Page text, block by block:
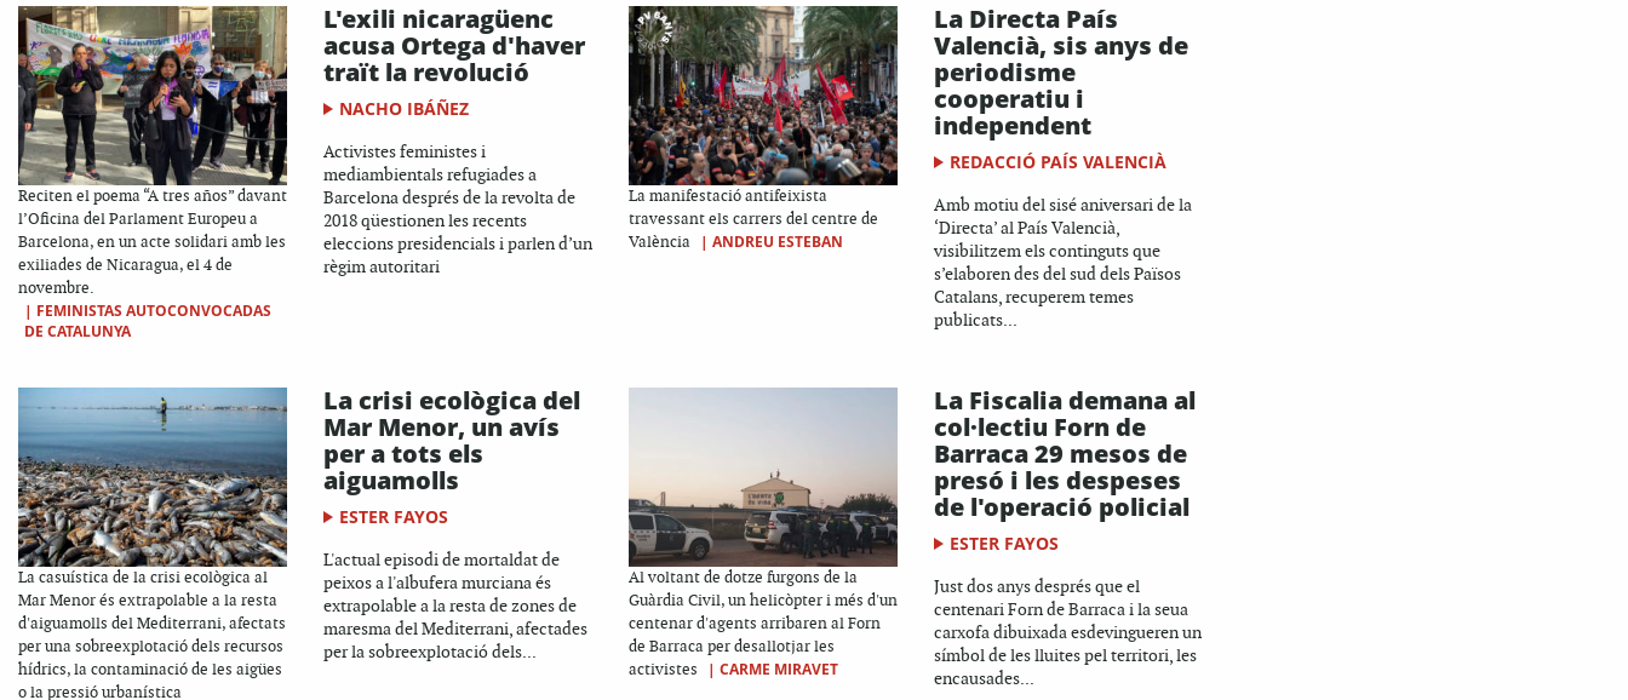
Reciten el poema “A tres años” davant
l’Oficina del Parlament Europeu a
Barcelona, en un acte solidari amb les
exiliades de Nicaragua, el 4 de
novembre.
| FEMINISTAS AUTOCONVOCADAS
DE CATALUNYA
L'exili nicaragüenc
acusa Ortega d'haver
traït la revolució
NACHO IBÁÑEZ
Activistes feministes i
mediambientals refugiades a
Barcelona després de la revolta de
2018 qüestionen les recents
eleccions presidencials i parlen d’un
règim autoritari
La manifestació antifeixista
travessant els carrers del centre de
València
| ANDREU ESTEBAN
La Directa País
Valencià, sis anys de
periodisme
cooperatiu i
independent
REDACCIÓ PAÍS VALENCIÀ
Amb motiu del sisé aniversari de la
‘Directa’ al País Valencià,
visibilitzem els continguts que
s’elaboren des del sud dels Països
Catalans, recuperem temes
publicats...
La casuística de la crisi ecològica al
Mar Menor és extrapolable a la resta
d'aiguamolls del Mediterrani, afectats
per una sobreexplotació dels recursos
hídrics, la contaminació de les aigües
o la pressió urbanística
La crisi ecològica del
Mar Menor, un avís
per a tots els
aiguamolls
ESTER FAYOS
L'actual episodi de mortaldat de
peixos a l'albufera murciana és
extrapolable a la resta de zones de
maresma del Mediterrani, afectades
per la sobreexplotació dels...
Al voltant de dotze furgons de la
Guàrdia Civil, un helicòpter i més d'un
centenar d'agents arribaren al Forn
de Barraca per desallotjar les
activistes
| CARME MIRAVET
La Fiscalia demana al
col·lectiu Forn de
Barraca 29 mesos de
presó i les despeses
de l'operació policial
ESTER FAYOS
Just dos anys després que el
centenari Forn de Barraca i la seua
carxofa dibuixada esdevingueren un
símbol de les lluites pel territori, les
encausades...